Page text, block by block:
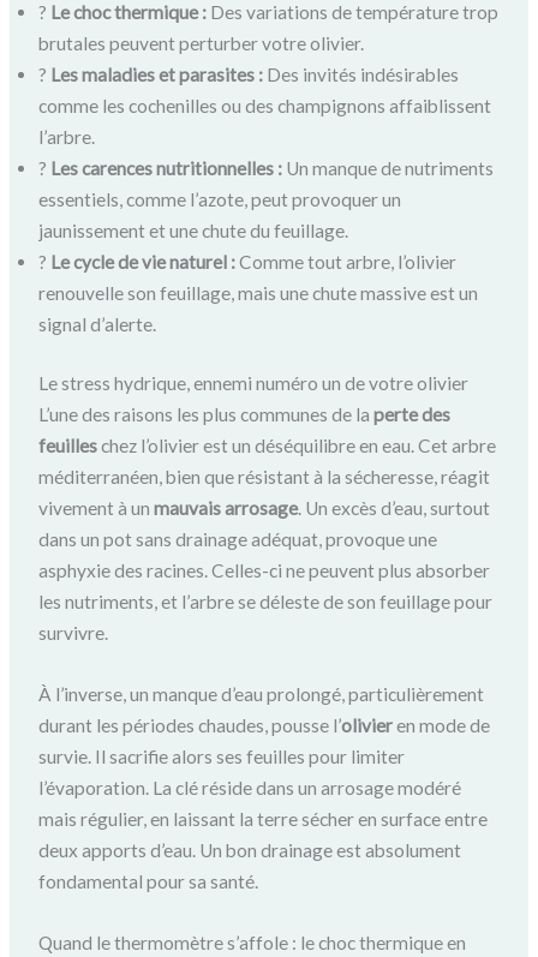
?️ Le choc thermique : Des variations de température trop
brutales peuvent perturber votre olivier.
? Les maladies et parasites : Des invités indésirables
comme les cochenilles ou des champignons affaiblissent
l’arbre.
? Les carences nutritionnelles : Un manque de nutriments
essentiels, comme l’azote, peut provoquer un
jaunissement et une chute du feuillage.
?️ Le cycle de vie naturel :Comme tout arbre, l’olivier
renouvelle son feuillage, mais une chute massive est un
signal d’alerte.
Le stress hydrique, ennemi numéro un de votre olivier
L’une des raisons les plus communes de laperte des
feuilleschez l’olivier est un déséquilibre en eau. Cet arbre
méditerranéen, bien que résistant à la sécheresse, réagit
vivement à unmauvais arrosage. Un excès d’eau, surtout
dans un pot sans drainage adéquat, provoque une
asphyxie des racines. Celles-ci ne peuvent plus absorber
les nutriments, et l’arbre se déleste de son feuillage pour
survivre.
À l’inverse, un manque d’eau prolongé, particulièrement
durant les périodes chaudes, pousse l’olivieren mode de
survie. Il sacrifie alors ses feuilles pour limiter
l’évaporation. La clé réside dans un arrosage modéré
mais régulier, en laissant la terre sécher en surface entre
deux apports d’eau. Un bon drainage est absolument
fondamental pour sa santé.
Quand le thermomètre s’affole : le choc thermique en